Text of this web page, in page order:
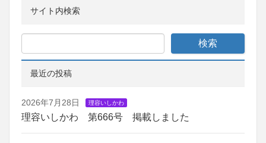
サイト内検索
最近の投稿
2026年7月28日 理容いしかわ
理容いしかわ 第666号 掲載しました